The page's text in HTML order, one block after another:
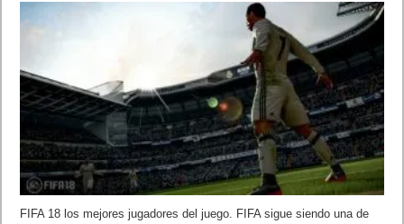
FIFA 18 los mejores jugadores del juego. FIFA sigue siendo una de